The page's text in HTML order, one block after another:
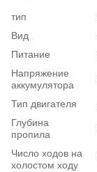
тип
Вид
Питание
Напряжение
аккумулятора
Тип двигателя
Глубина
пропила
Число ходов на
холостом ходу